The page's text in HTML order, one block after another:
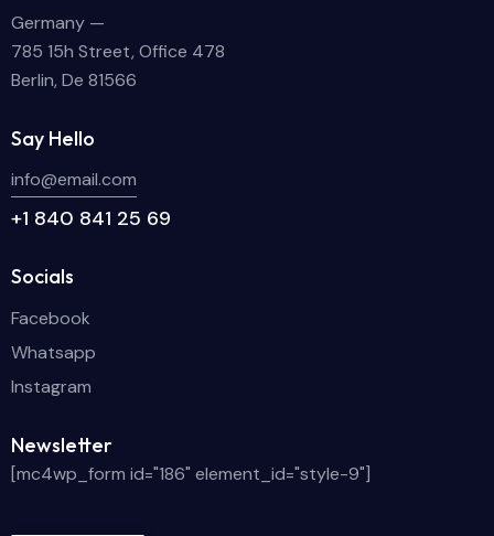
Germany —
785 15h Street, Office 478
Berlin, De 81566
Say Hello
info@email.com
+1 840 841 25 69
Socials
Facebook
Whatsapp
Instagram
Newsletter
[mc4wp_form id="186" element_id="style-9"]